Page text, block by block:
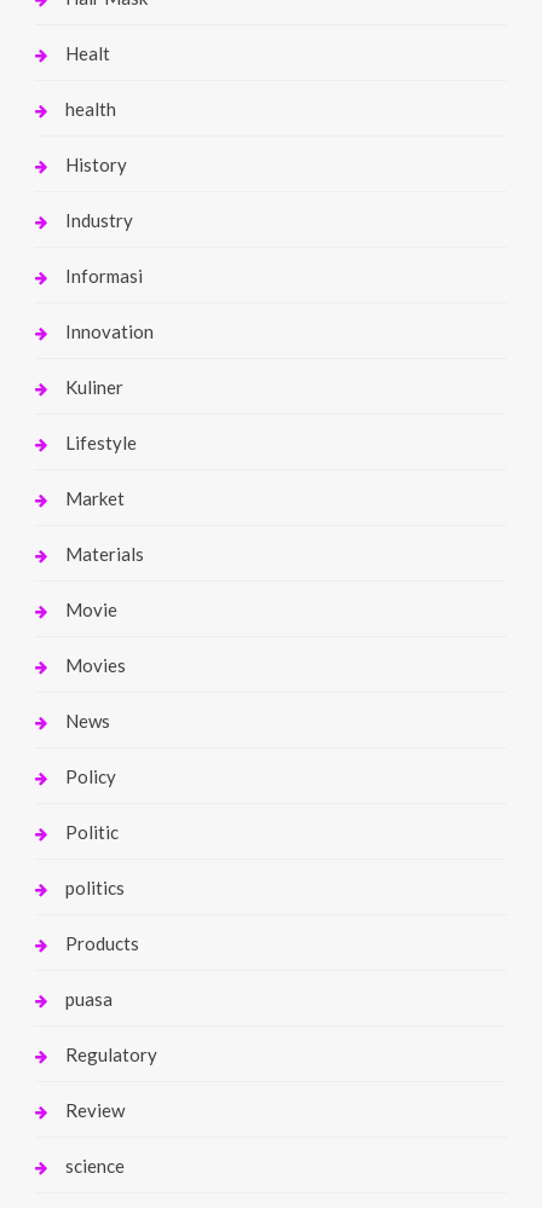
Healt
health
History
Industry
Informasi
Innovation
Kuliner
Lifestyle
Market
Materials
Movie
Movies
News
Policy
Politic
politics
Products
puasa
Regulatory
Review
science